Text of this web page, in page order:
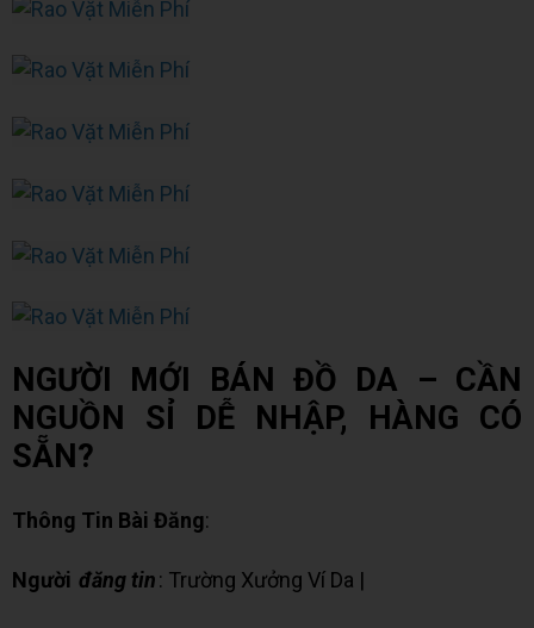
NGƯỜI MỚI BÁN ĐỒ DA – CẦN
NGUỒN SỈ DỄ NHẬP, HÀNG CÓ
SẴN?
Thông Tin Bài Đăng:
Người đăng tin: Trường Xưởng Ví Da |